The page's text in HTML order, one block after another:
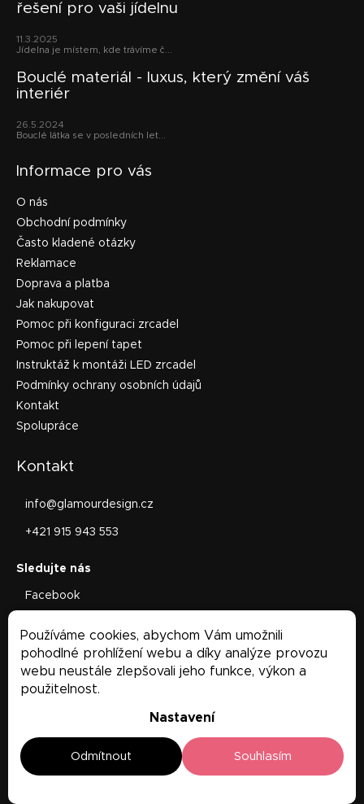
Používáme cookies, abychom Vám umožnili
pohodlné prohlížení webu a díky analýze provozu
webu neustále zlepšovali jeho funkce, výkon a
použitelnost.
Nastavení
Odmítnout Souhlasím
řešení pro vaši jídelnu
11.3.2025
Jídelna je místem, kde trávíme č...
Bouclé materiál - luxus, který změní váš
interiér
26.5.2024
Bouclé látka se v posledních let...
Informace pro vás
O nás
Obchodní podmínky
Často kladené otázky
Reklamace
Doprava a platba
Jak nakupovat
Pomoc při konfiguraci zrcadel
Pomoc při lepení tapet
Instruktáž k montáži LED zrcadel
Podmínky ochrany osobních údajů
Kontakt
Spolupráce
Kontakt
info@glamourdesign.cz
+421 915 943 553
Facebook
Facebook